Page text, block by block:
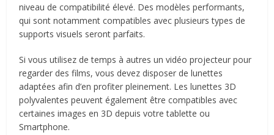
niveau de compatibilité élevé. Des modèles performants,
qui sont notamment compatibles avec plusieurs types de
supports visuels seront parfaits.
Si vous utilisez de temps à autres un vidéo projecteur pour
regarder des films, vous devez disposer de lunettes
adaptées afin d’en profiter pleinement. Les lunettes 3D
polyvalentes peuvent également être compatibles avec
certaines images en 3D depuis votre tablette ou
Smartphone.